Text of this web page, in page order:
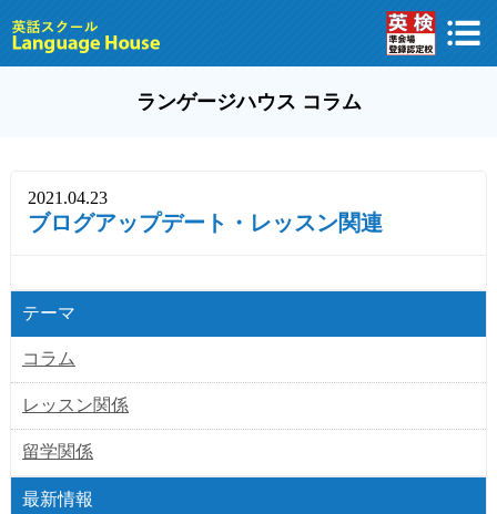
ランゲージハウス コラム
2021.04.23
ブログアップデート・レッスン関連
テーマ
コラム
レッスン関係
留学関係
最新情報